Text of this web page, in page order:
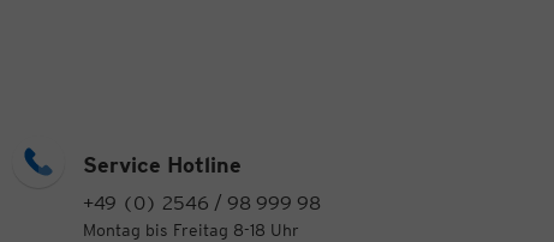
Service Hotline
+49 (0) 2546 / 98 999 98
Montag bis Freitag 8-18 Uhr